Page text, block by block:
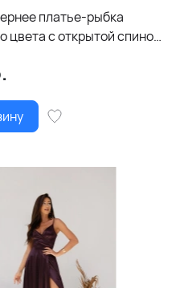
платье-рыбка
цвета с открытой спиной